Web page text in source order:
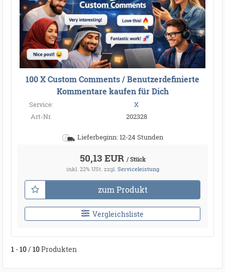
100 X Custom Comments / Benutzerdefinierte
Kommentare kaufen für Dich
Service:
X
Art-Nr.
202328
Lieferbeginn: 12-24 Stunden
50,13 EUR / Stück
inkl. 22% USt. zzgl. Serviceleistung
zum Produkt
Vergleichsliste
1 -10/ 10Produkten